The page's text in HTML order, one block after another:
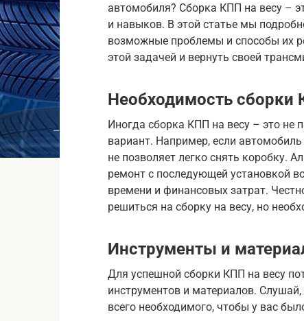
автомобиля? Сборка КПП на весу –
и навыков. В этой статье мы
возможные проблемы и способы их
этой задачей и вернуть своей
Необходимость сборки
Иногда сборка КПП на весу – это не
вариант. Например, если
не позволяет легко снять коробку.
ремонт с последующей установкой
времени и финансовых затрат.
решиться на сборку на весу, но
Инструменты и
Для успешной сборки КПП на весу
инструментов и материалов.
всего необходимого, чтобы у вас